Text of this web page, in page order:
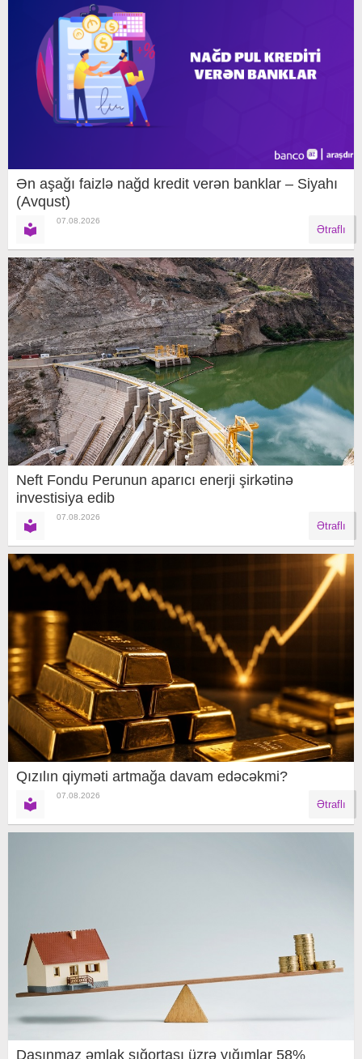
Ən aşağı faizlə nağd kredit verən banklar – Siyahı
(Avqust)
07.08.2026
Ətraflı
Neft Fondu Perunun aparıcı enerji şirkətinə
investisiya edib
07.08.2026
Ətraflı
Qızılın qiyməti artmağa davam edəcəkmi?
07.08.2026
Ətraflı
Daşınmaz əmlak sığortası üzrə yığımlar 58%